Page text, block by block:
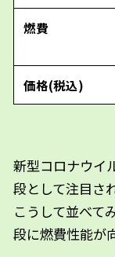
燃費
価格(税込)
新型コロナウイ
段として注目さ
こうして並べて
段に燃費性能が